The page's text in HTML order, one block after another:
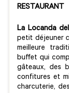
RESTAURANT
La Locanda
petit déjeuner
meilleure
buffet qui
gâteaux, des
confitures et
charcuterie,